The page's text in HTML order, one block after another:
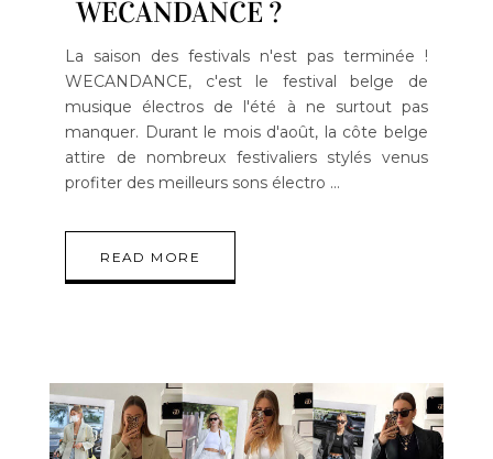
WECANDANCE ?
La saison des festivals n'est pas terminée !
WECANDANCE, c'est le festival belge de
musique électros de l'été à ne surtout pas
manquer. Durant le mois d'août, la côte belge
attire de nombreux festivaliers stylés venus
profiter des meilleurs sons électro
READ MORE